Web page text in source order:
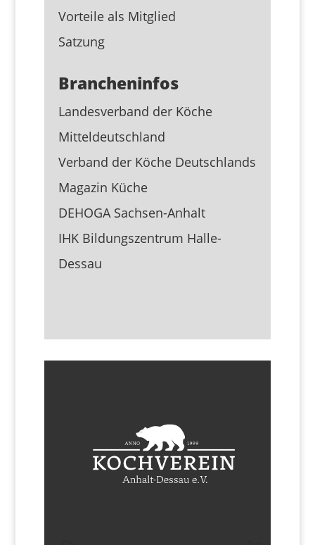
Vorteile als Mitglied
Satzung
Brancheninfos
Landesverband der Köche
Mitteldeutschland
Verband der Köche Deutschlands
Magazin Küche
DEHOGA Sachsen-Anhalt
IHK Bildungszentrum Halle-
Dessau